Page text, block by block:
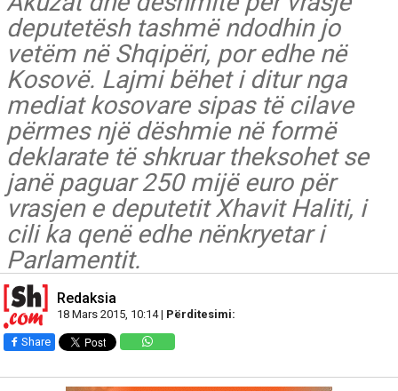
deputetësh tashmë ndodhin jo
vetëm në Shqipëri, por edhe në
Kosovë. Lajmi bëhet i ditur nga
mediat kosovare sipas të cilave
përmes një dëshmie në formë
deklarate të shkruar theksohet se
janë paguar 250 mijë euro për
vrasjen e deputetit Xhavit Haliti, i
cili ka qenë edhe nënkryetar i
Parlamentit.
Redaksia
18 Mars 2015, 10:14 | Përditesimi:
Share